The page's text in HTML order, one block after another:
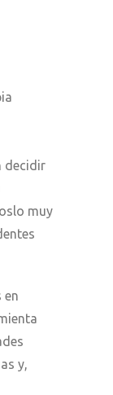
decidir
muy
en
y,